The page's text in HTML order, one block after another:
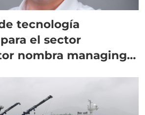
tecnología
el sector
nombra managing